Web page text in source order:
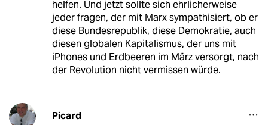
helfen. Und jetzt sollte sich ehrlicherweise
jeder fragen, der mit Marx sympathisiert, ob er
diese Bundesrepublik, diese Demokratie, auch
diesen globalen Kapitalismus, der uns mit
iPhones und Erdbeeren im März versorgt, nach
der Revolution nicht vermissen würde.
Picard